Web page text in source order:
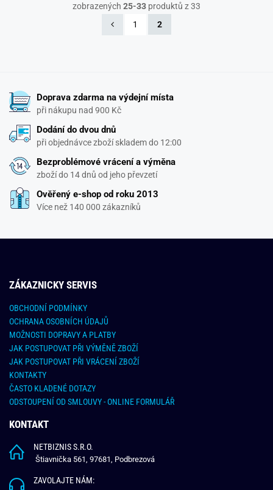
zobrazených 25-33produktů z 33
1
2
Doprava zdarma na výdejní místa
při nákupu nad 900 Kč
Dodání do dvou dnů
při objednávce zboží skladem do 12:00
Bezproblémové vrácení a výměna
zboží do 14 dnů od jeho převzetí
Ověřený e-shop od roku 2013
Více než 140 000 zákazníků
ZÁKAZNICKY SERVIS
OBCHODNÍ PODMÍNKY
OCHRANA OSOBNÍCH ÚDAJŮ
MOŽNOSTI DOPRAVY A PLATBY
JAK POSTUPOVAT PŘI VÝMĚNĚ ZBOŽÍ
JAK POSTUPOVAT PŘI VRÁCENÍ ZBOŽÍ
KONTAKTY
ČASTO KLADENÉ DOTAZY
ODSTOUPENÍ OD SMLOUVY - ONLINE FORMULÁŘ
KONTAKT
NETBIZNIS S.R.O.
Štiavnička 561, 97681, Podbrezová
ZAVOLAJTE NÁM: